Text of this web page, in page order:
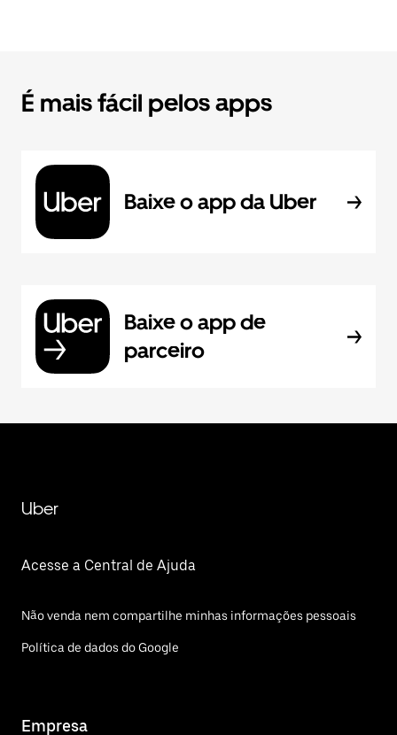
É mais fácil pelos apps
Baixe o app da Uber
Baixe o app de
parceiro
Uber
Acesse a Central de Ajuda
Não venda nem compartilhe minhas informações pessoais
Política de dados do Google
Empresa